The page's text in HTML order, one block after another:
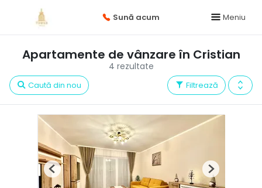
Sună acum Meniu
4 rezultate
Apartamente de vânzare în Cristian
Filtrează
Caută din nou
Previous Next